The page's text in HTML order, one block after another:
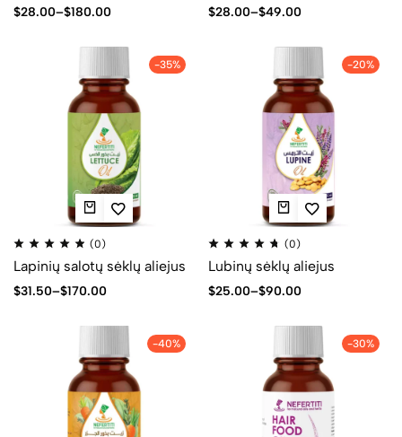
$28.00–$180.00 $28.00–$49.00
-35%
(0)
Lapinių salotų sėklų aliejus
$31.50–$170.00
-20%
(0)
Lubinų sėklų aliejus
$25.00–$90.00
-40% -30%